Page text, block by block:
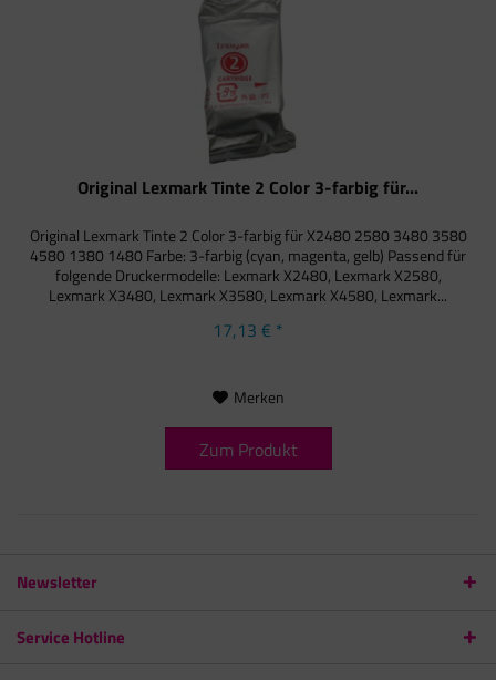
Original Lexmark Tinte 2 Color 3-farbig für...
Original Lexmark Tinte 2 Color 3-farbig für X2480 2580 3480 3580
4580 1380 1480 Farbe: 3-farbig (cyan, magenta, gelb) Passend für
folgende Druckermodelle: Lexmark X2480, Lexmark X2580,
Lexmark X3480, Lexmark X3580, Lexmark X4580, Lexmark...
17,13 € *
Merken
Zum Produkt
Newsletter
Service Hotline